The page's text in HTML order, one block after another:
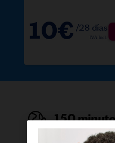
10€ /28 días
IVA Incl.
150